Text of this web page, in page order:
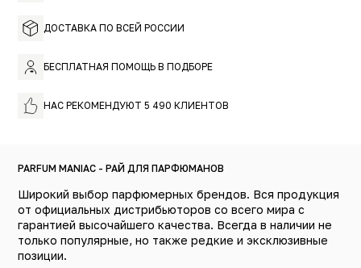
ДОСТАВКА ПО ВСЕЙ РОССИИ
БЕСПЛАТНАЯ ПОМОЩЬ В ПОДБОРЕ
НАС РЕКОМЕНДУЮТ 5 490 КЛИЕНТОВ
PARFUM MANIAC - РАЙ ДЛЯ ПАРФЮМАНОВ
Широкий выбор парфюмерных брендов. Вся продукция
от официальных дистрибьюторов со всего мира с
гарантией высочайшего качества. Всегда в наличии не
только популярные, но также редкие и эксклюзивные
позиции.